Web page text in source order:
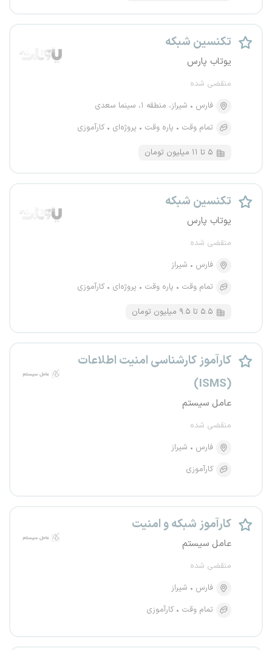
تکنسین شبکه
یوتاب پارس
منقضی شده
فارس
شیراز، منطقه ۱، سینما سعدی
تمام وقت
پاره وقت پروژه‌ای کارآموزی
۵ تا ۱۱ میلیون تومان
تکنسین شبکه
یوتاب پارس
منقضی شده
فارس
شیراز
تمام وقت
پاره وقت پروژه‌ای کارآموزی
۵.۵ تا ۹.۵ میلیون تومان
کارآموز کارشناسی امنیت اطلاعات
(ISMS)
عامل سیستم
منقضی شده
فارس
شیراز
کارآموزی
کارآموز شبکه و امنیت
عامل سیستم
منقضی شده
فارس
شیراز
تمام وقت
کارآموزی